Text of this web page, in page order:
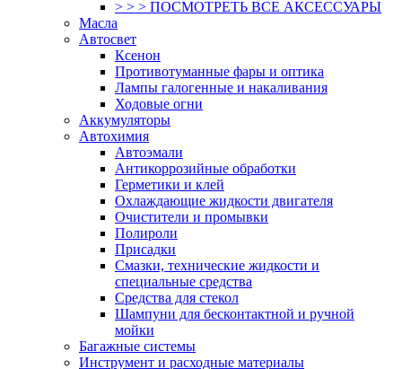
> > > ПОСМОТРЕТЬ ВСЕ АКСЕССУАРЫ
Масла
Автосвет
Ксенон
Противотуманные фары и оптика
Лампы галогенные и накаливания
Ходовые огни
Аккумуляторы
Автохимия
Автоэмали
Антикоррозийные обработки
Герметики и клей
Охлаждающие жидкости двигателя
Очистители и промывки
Полироли
Присадки
Смазки, технические жидкости и
специальные средства
Средства для стекол
Шампуни для бесконтактной и ручной
мойки
Багажные системы
Инструмент и расходные материалы